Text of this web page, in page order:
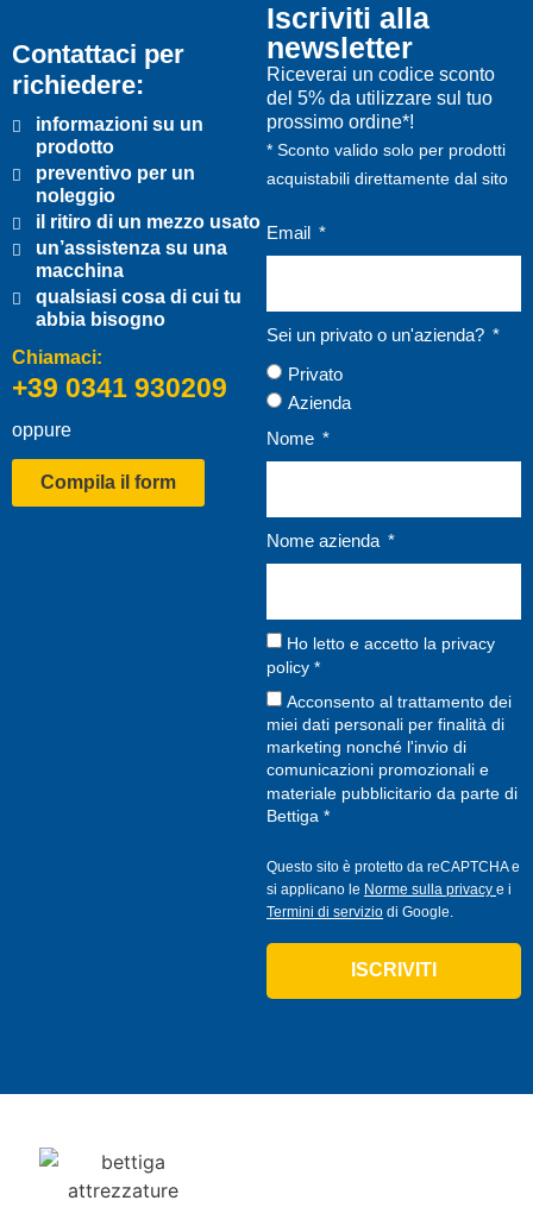
Contattaci per
richiedere:
informazioni su un
prodotto
preventivo per un
noleggio
il ritiro di un mezzo usato
un’assistenza su una
macchina
qualsiasi cosa di cui tu
abbia bisogno
Chiamaci:
+39 0341 930209
oppure
Compila il form
Iscriviti alla
newsletter
Riceverai un codice sconto
del 5% da utilizzare sul tuo
prossimo ordine*!
* Sconto valido solo per prodotti
acquistabili direttamente dal sito
Email
Sei un privato o un'azienda?
Privato
Azienda
Nome
Nome azienda
Ho letto e accetto la privacy
policy *
Acconsento al trattamento dei
miei dati personali per finalità di
marketing nonché l'invio di
comunicazioni promozionali e
materiale pubblicitario da parte di
Bettiga *
Questo sito è protetto da reCAPTCHA e
si applicano le Norme sulla privacy e i
Termini di servizio di Google.
ISCRIVITI